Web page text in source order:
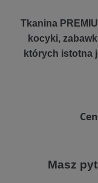
Tkanina
kocyki,
których istotna
Masz